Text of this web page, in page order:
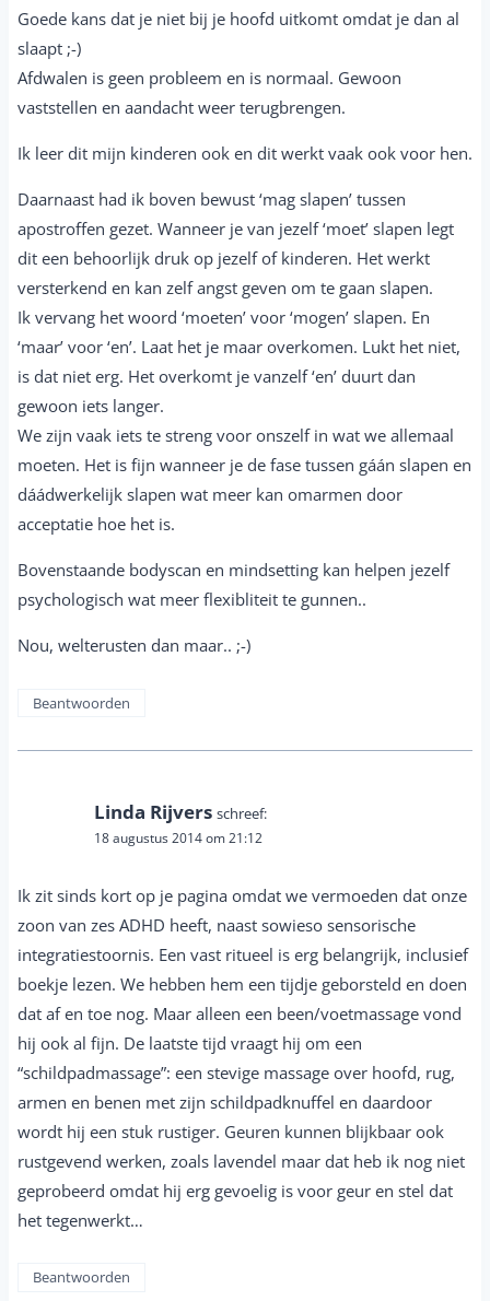
Goede kans dat je niet bij je hoofd uitkomt omdat je dan al
slaapt ;-)
Afdwalen is geen probleem en is normaal. Gewoon
vaststellen en aandacht weer terugbrengen.
Ik leer dit mijn kinderen ook en dit werkt vaak ook voor hen.
Daarnaast had ik boven bewust ‘mag slapen’ tussen
apostroffen gezet. Wanneer je van jezelf ‘moet’ slapen legt
dit een behoorlijk druk op jezelf of kinderen. Het werkt
versterkend en kan zelf angst geven om te gaan slapen.
Ik vervang het woord ‘moeten’ voor ‘mogen’ slapen. En
‘maar’ voor ‘en’. Laat het je maar overkomen. Lukt het niet,
is dat niet erg. Het overkomt je vanzelf ‘en’ duurt dan
gewoon iets langer.
We zijn vaak iets te streng voor onszelf in wat we allemaal
moeten. Het is fijn wanneer je de fase tussen gáán slapen en
dáádwerkelijk slapen wat meer kan omarmen door
acceptatie hoe het is.
Bovenstaande bodyscan en mindsetting kan helpen jezelf
psychologisch wat meer flexibliteit te gunnen..
Nou, welterusten dan maar.. ;-)
Beantwoorden
Linda Rijvers schreef:
18 augustus 2014 om 21:12
Ik zit sinds kort op je pagina omdat we vermoeden dat onze
zoon van zes ADHD heeft, naast sowieso sensorische
integratiestoornis. Een vast ritueel is erg belangrijk, inclusief
boekje lezen. We hebben hem een tijdje geborsteld en doen
dat af en toe nog. Maar alleen een been/voetmassage vond
hij ook al fijn. De laatste tijd vraagt hij om een
“schildpadmassage”: een stevige massage over hoofd, rug,
armen en benen met zijn schildpadknuffel en daardoor
wordt hij een stuk rustiger. Geuren kunnen blijkbaar ook
rustgevend werken, zoals lavendel maar dat heb ik nog niet
geprobeerd omdat hij erg gevoelig is voor geur en stel dat
het tegenwerkt…
Beantwoorden